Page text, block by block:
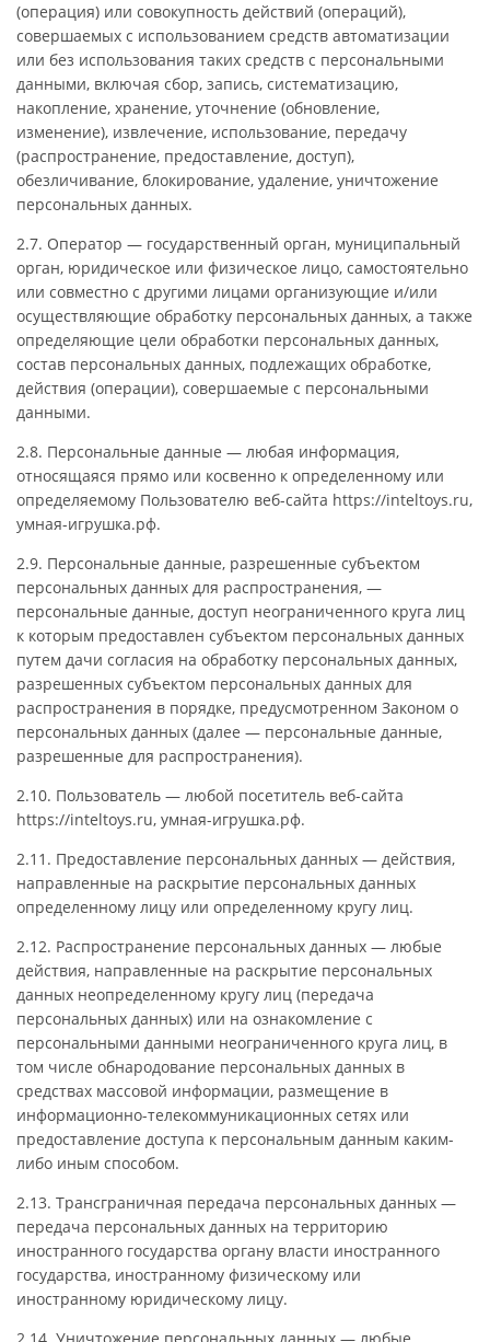
(операция) или совокупность действий (операций),
совершаемых с использованием средств автоматизации
или без использования таких средств с персональными
данными, включая сбор, запись, систематизацию,
накопление, хранение, уточнение (обновление,
изменение), извлечение, использование, передачу
(распространение, предоставление, доступ),
обезличивание, блокирование, удаление, уничтожение
персональных данных.
2.7. Оператор — государственный орган, муниципальный
орган, юридическое или физическое лицо, самостоятельно
или совместно с другими лицами организующие и/или
осуществляющие обработку персональных данных, а также
определяющие цели обработки персональных данных,
состав персональных данных, подлежащих обработке,
действия (операции), совершаемые с персональными
данными.
2.8. Персональные данные — любая информация,
относящаяся прямо или косвенно к определенному или
определяемому Пользователю веб-сайта https://inteltoys.ru,
умная-игрушка.рф.
2.9. Персональные данные, разрешенные субъектом
персональных данных для распространения, —
персональные данные, доступ неограниченного круга лиц
к которым предоставлен субъектом персональных данных
путем дачи согласия на обработку персональных данных,
разрешенных субъектом персональных данных для
распространения в порядке, предусмотренном Законом о
персональных данных (далее — персональные данные,
разрешенные для распространения).
2.10. Пользователь — любой посетитель веб-сайта
https://inteltoys.ru, умная-игрушка.рф.
2.11. Предоставление персональных данных — действия,
направленные на раскрытие персональных данных
определенному лицу или определенному кругу лиц.
2.12. Распространение персональных данных — любые
действия, направленные на раскрытие персональных
данных неопределенному кругу лиц (передача
персональных данных) или на ознакомление с
персональными данными неограниченного круга лиц, в
том числе обнародование персональных данных в
средствах массовой информации, размещение в
информационно-телекоммуникационных сетях или
предоставление доступа к персональным данным каким-
либо иным способом.
2.13. Трансграничная передача персональных данных —
передача персональных данных на территорию
иностранного государства органу власти иностранного
государства, иностранному физическому или
иностранному юридическому лицу.